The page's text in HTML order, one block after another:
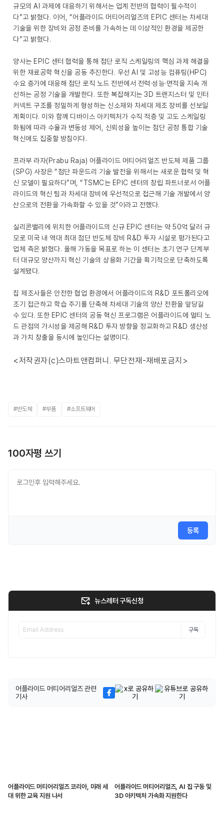
규모의 AI 과제에 대응하기 위해서는 업계 전반의 협력이 필수적이
다”고 밝혔다. 이어, “어플라이드 머티어리얼즈의 EPIC 센터는 차세대
기술을 위한 장비와 공정 준비를 가속하는 데 이상적인 환경을 제공한
다”고 밝혔다.
양사는 EPIC 센터 협력을 통해 첨단 로직 스케일링의 핵심 과제 해결을
위한 재료공학 혁신을 공동 추진한다. 우선 AI 및 고성능 컴퓨팅(HPC)
수요 증가에 대응해 첨단 로직 노드 전반에서 전력·성능·면적을 지속 개
선하는 공정 기술을 개발한다. 또한 복잡해지는 3D 트랜지스터 및 인터
커넥트 구조를 정밀하게 형성하는 신소재와 차세대 제조 장비를 선보일
계획이다. 이와 함께 디바이스 아키텍처가 수직 적층 및 고도 스케일링
화됨에 따라 수율과 변동성 제어, 신뢰성을 높이는 첨단 공정 통합 기술
혁신에도 집중할 방침이다.
프라부 라자(Prabu Raja) 어플라이드 머티어리얼즈 반도체 제품 그룹
(SPG) 사장은 “첨단 파운드리 기술 발전을 위해서는 새로운 협력 및 혁
신 모델이 필요하다”며, “TSMC는 EPIC 센터의 창립 파트너로서 어플
라이드의 혁신 팀과 차세대 장비에 우선적으로 접근해 기술 개발에서 양
산으로의 전환을 가속화할 수 있을 것”이라고 전했다.
실리콘밸리에 위치한 어플라이드의 신규 EPIC 센터는 약 50억 달러 규
모로 미국 내 역대 최대 첨단 반도체 장비 R&D 투자 시설로 평가된다고
업체 측은 밝혔다. 올해 가동을 목표로 하는 이 센터는 초기 연구 단계부
터 대규모 양산까지 혁신 기술의 상용화 기간을 획기적으로 단축하도록
설계됐다.
칩 제조사들은 안전한 협업 환경에서 어플라이드의 R&D 포트폴리오에
조기 접근하고 학습 주기를 단축해 차세대 기술의 양산 전환을 앞당길
수 있다. 또한 EPIC 센터의 공동 혁신 프로그램은 어플라이드에 멀티 노
드 관점의 가시성을 제공해 R&D 투자 방향을 정교화하고 R&D 생산성
과 가치 창출을 동시에 높인다는 설명이다.
<저작권자(c)스마트앤컴퍼니. 무단전재-재배포금지>
#반도체 #부품 #소프트웨어
100자평 쓰기
등록
뉴스레터 구독신청
구독
어플라이드 머티어리얼즈 관련
기사
어플라이드 머티어리얼즈 코리아, 미래 세
대 위한 교육 지원 나서
어플라이드 머티어리얼즈, AI 칩 구동 및
3D 아키텍처 가속화 지원한다